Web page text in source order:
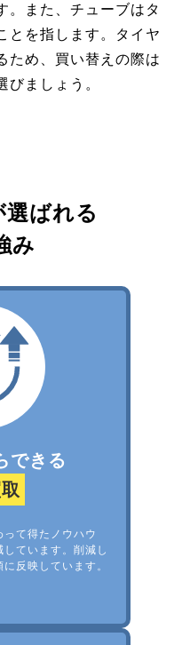
。また、チューブはタ
とを指します。タイヤ
ため、買い替えの際は
びましょう。
ばれる
み
できる
て得たノウハウ
ています。削減し
反映しています。